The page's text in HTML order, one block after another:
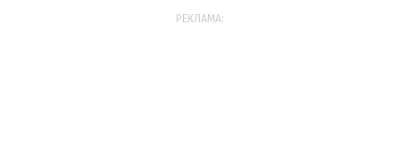
РЕКЛАМА: